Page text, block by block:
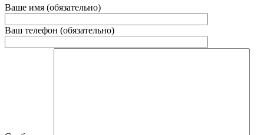
Ваше имя (обязательно)
Ваш телефон (обязательно)